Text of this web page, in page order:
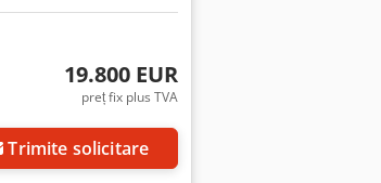
19.800 EUR
preț fix plus TVA
Trimite solicitare